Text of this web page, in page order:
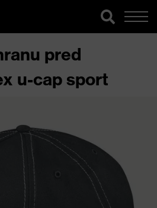
pred
u-cap sport